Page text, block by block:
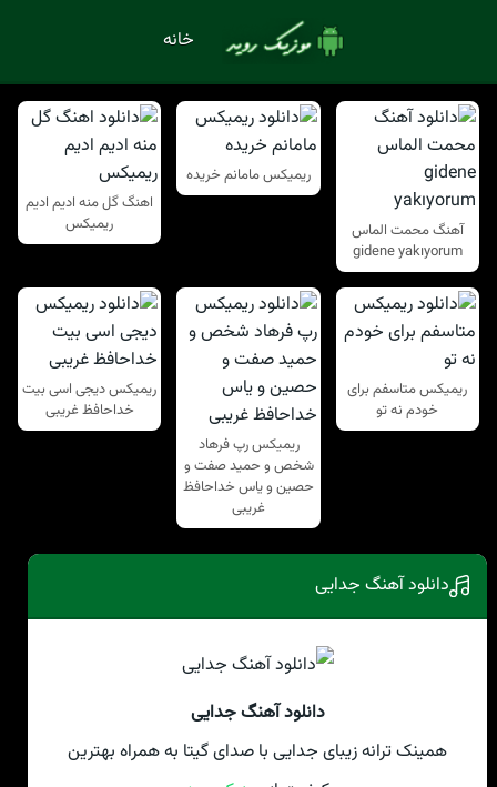
خانه
آهنگ محمت الماس
gidene yakıyorum
ریمیکس مامانم خریده
اهنگ گل منه ادیم ادیم
ریمیکس
ریمیکس متاسفم برای
خودم نه تو
ریمیکس رپ فرهاد
شخص و حمید صفت و
حصین و یاس خداحافظ
غریبی
ریمیکس دیجی اسی بیت
خداحافظ غریبی
دانلود آهنگ جدایی
دانلود آهنگ جدایی
همینک ترانه زیبای جدایی با صدای گيتا به همراه بهترین